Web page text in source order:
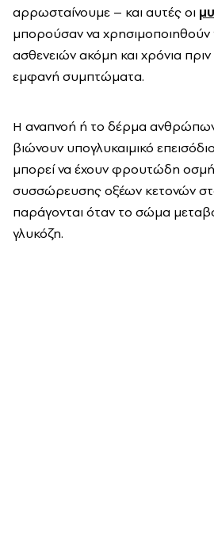
αρρωσταίνουμε – και αυτές οι
μπορούσαν να χρησιμοποιηθούν
ασθενειών ακόμη και χρόνια
εμφανή συμπτώματα.
Η αναπνοή ή το δέρμα
βιώνουν υπογλυκαιμικό
μπορεί να έχουν φρουτώδη
συσσώρευσης οξέων κετονών
παράγονται όταν το σώμα
γλυκόζη.